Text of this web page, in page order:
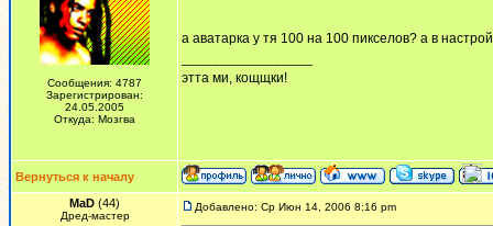
Сообщения: 4787
Зарегистрирован:
24.05.2005
Откуда: Мозгва
а аватарка у тя 100 на 100 пикселов? а в
этта ми, кощщки!
Вернуться к началу
MaD (44)
Дред-мастер
Добавлено: Ср Июн 14, 2006 8:16 pm